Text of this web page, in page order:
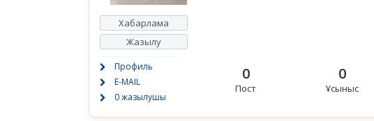
Хабарлама
Жазылу
Профиль
E-MAIL
0 жазылушы
0
Пост
0
Ұсыныс